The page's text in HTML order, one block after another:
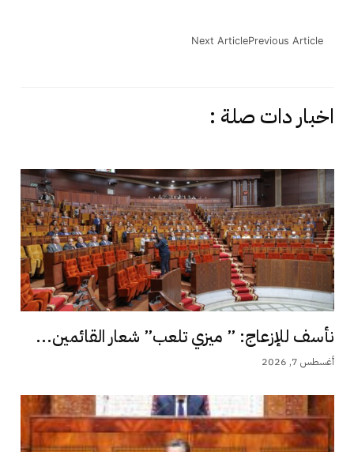
Previous Article
Next Article
اخبار دات صلة :
نأسف للإزعاج: ” ميزي تلعب” شعار القائمين...
أغسطس 7, 2026